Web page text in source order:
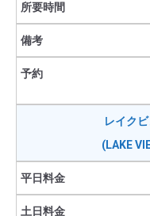
レイク
(LAKE